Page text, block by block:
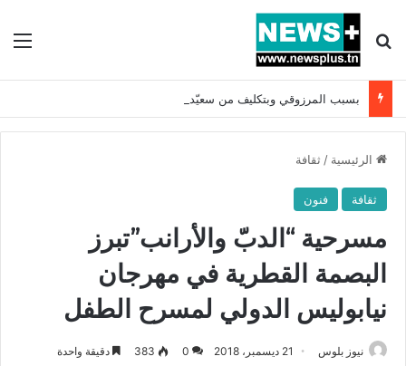
بحث عن
الرئيسية / ثقافة
ثقافة فنون
مسرحية “الدبّ والأرانب”تبرز
البصمة القطرية في مهرجان
نيابوليس الدولي لمسرح الطفل
نيوز بلوس 21 ديسمبر، 2018 0
383 دقيقة واحدة